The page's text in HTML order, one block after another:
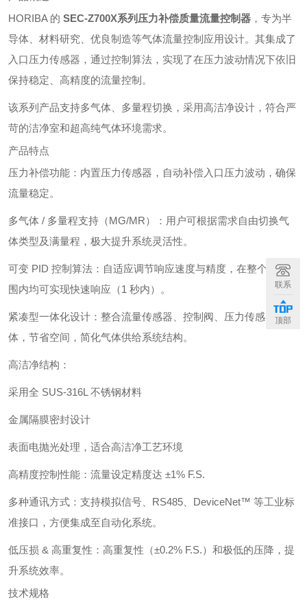
HORIBA 的 SEC-Z700X系列压力补偿质量流量控制器 ，专为半
导体、材料研究、优良制造等气体流量控制应用设计。其集成了
入口压力传感器，通过控制算法，实现了在压力波动情况下依旧
保持稳定、高精度的流量控制。
该系列产品支持多气体、多量程切换，采用高洁净设计，符合严
苛的洁净室和超高纯气体环境需求。
产品特点
压力补偿功能：内置压力传感器，自动补偿入口压力波动，确保
流量稳定。
多气体 / 多量程支持（MG/MR）：用户可根据需求自由切换气
体类型及满量程，极大提升系统灵活性。
可变 PID 控制算法：自适应调节响应速度与精度，在整个控制范
围内均可实现快速响应（1 秒内）。
紧凑型一体化设计：整合流量传感器、控制阀、压力传感器于一
体，节省空间，简化气体供给系统结构。
高洁净结构：
采用全 SUS-316L 不锈钢材料
金属隔膜密封设计
表面电抛光处理，适合高洁净工艺环境
高精度控制性能：流量设定精度达 ±1% F.S.
多种通讯方式：支持模拟信号、RS485、DeviceNet™ 等工业标
准接口，方便集成至自动化系统。
低压损 & 高重复性：高重复性（±0.2% F.S.）和极低的压降，提
升系统效率。
技术规格
联系
顶部